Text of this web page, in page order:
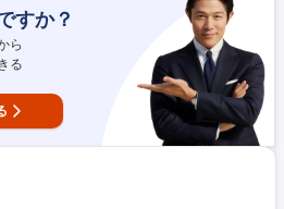
が出た際の原因分析と改善策の提案、現
じて、高品質な製品の安定生産を実現し
すか？
ら
る